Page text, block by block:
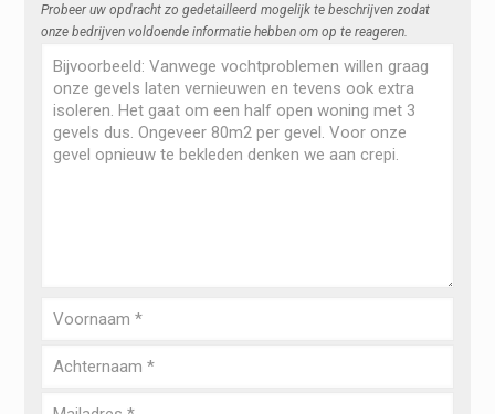
Probeer uw opdracht zo gedetailleerd mogelijk te beschrijven zodat
onze bedrijven voldoende informatie hebben om op te reageren.